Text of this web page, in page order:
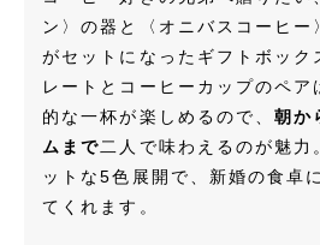
ン〉の器と〈オニバスコーヒー
がセットになったギフトボッ
レートとコーヒーカップのペア
的な一杯が楽しめるので、朝か
ムまで二人で味わえるのが魅力
ットな5色展開で、新婚の食卓
てくれます。